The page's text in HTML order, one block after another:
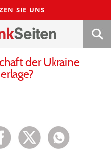
SIE UNS
der Ukraine